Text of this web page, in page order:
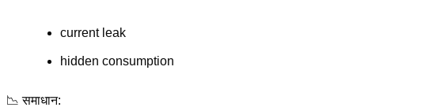
current leak
hidden consumption
📉 समाधान: